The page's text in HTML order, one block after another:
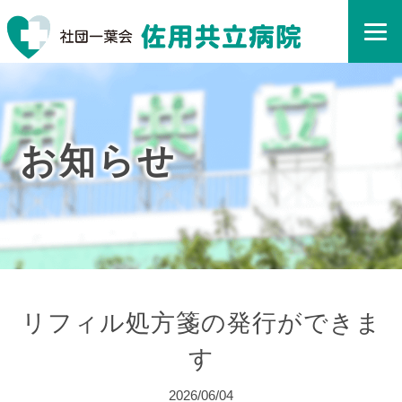
お知らせ
リフィル処方箋の発行ができま
す
2026/06/04